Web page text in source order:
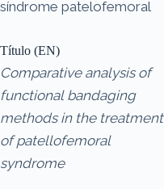
síndrome patelofemoral
Título (EN)
Comparative analysis of
functional bandaging
methods in the treatment
of patellofemoral
syndrome